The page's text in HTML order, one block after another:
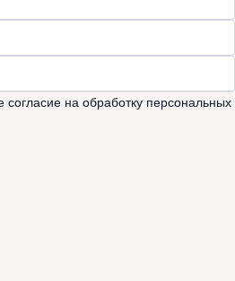
на обработку персональных